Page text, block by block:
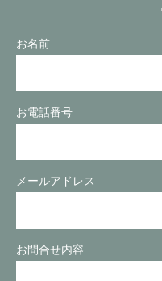
お名前
お電話番号
メールアドレス
お問合せ内容